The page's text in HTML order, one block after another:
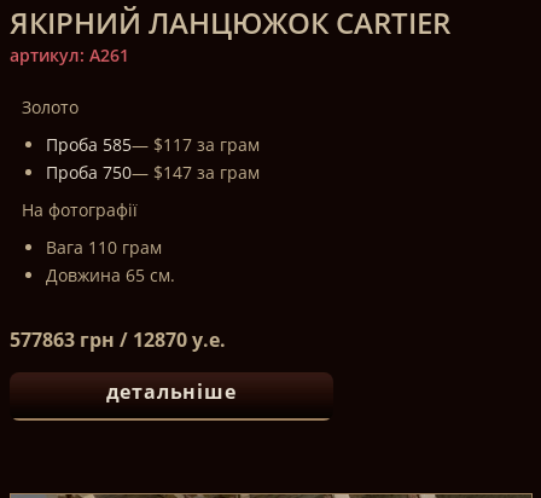
ЯКІРНИЙ ЛАНЦЮЖОК CARTIER
артикул: A261
Золото
Проба 585— $117 за грам
Проба 750— $147 за грам
На фотографії
Вага 110 грам
Довжина 65 см.
577863 грн / 12870 у.е.
детальніше